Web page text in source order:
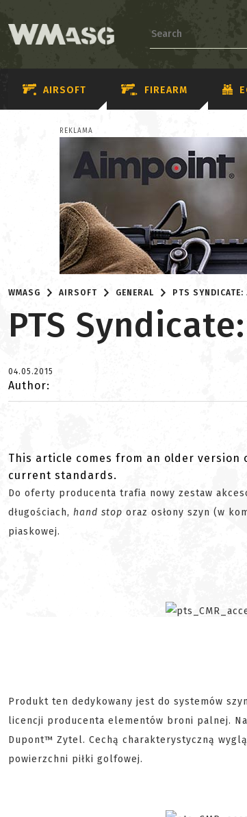
AIRSOFT FIREARM
REKLAMA
WMASG AIRSOFT GENERAL PTS SYNDICATE:
PTS
04.05.2015
Author:
This article comes from an older
current standards.
Do oferty producenta trafia nowy zestaw
długościach, hand stop oraz osłony szyn (w
piaskowej.
Produkt ten dedykowany jest do systemów
licencji producenta elementów broni palnej.
Dupont™ Zytel. Cechą charakterystyczną
powierzchni piłki golfowej.